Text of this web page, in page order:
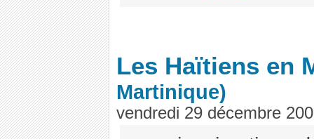
Les Haïtiens en
Martinique)
vendredi 29 décembre